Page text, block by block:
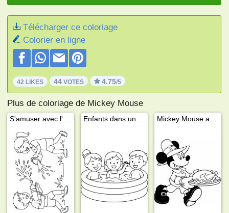
Télécharger ce coloriage
Colorier en ligne
42 LIKES 44 VOTES 4.75/5
Plus de coloriage de Mickey Mouse